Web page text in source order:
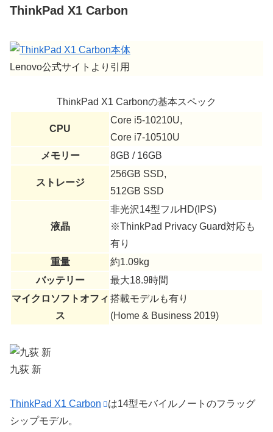
ThinkPad X1 Carbon
Lenovo公式サイトより引用
ThinkPad X1 Carbonの基本スペック
CPU
Core i5-10210U,
Core i7-10510U
メモリー
8GB / 16GB
ストレージ
256GB SSD,
512GB SSD
液晶
非光沢14型フルHD(IPS)
※ThinkPad Privacy Guard対応も
有り
重量
約1.09kg
バッテリー
最大18.9時間
マイクロソフトオフィ
ス
搭載モデルも有り
(Home & Business 2019)
九荻 新
ThinkPad X1 Carbon
は14型モバイルノートのフラッグ
シップモデル。